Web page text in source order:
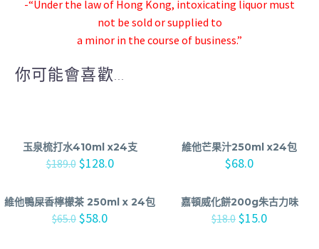
-“Under the law of Hong Kong, intoxicating liquor must
not be sold or supplied to
a minor in the course of business.”
你可能會喜歡...
玉泉梳打水410ml x24支
$189.0 $128.0
維他芒果汁250ml x24包
$68.0
維他鴨屎香檸檬茶 250ml x 24包
$65.0 $58.0
嘉頓威化餅200g朱古力味
$18.0 $15.0